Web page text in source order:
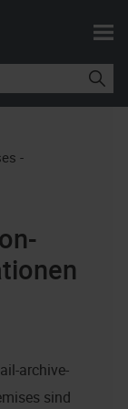
-
archive-
sind